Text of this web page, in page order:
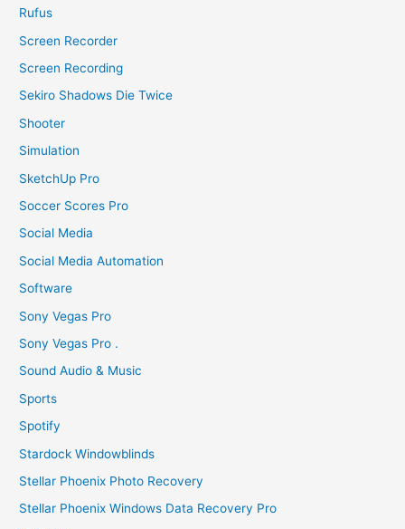
Rufus
Screen Recorder
Screen Recording
Sekiro Shadows Die Twice
Shooter
Simulation
SketchUp Pro
Soccer Scores Pro
Social Media
Social Media Automation
Software
Sony Vegas Pro
Sony Vegas Pro .
Sound Audio & Music
Sports
Spotify
Stardock Windowblinds
Stellar Phoenix Photo Recovery
Stellar Phoenix Windows Data Recovery Pro